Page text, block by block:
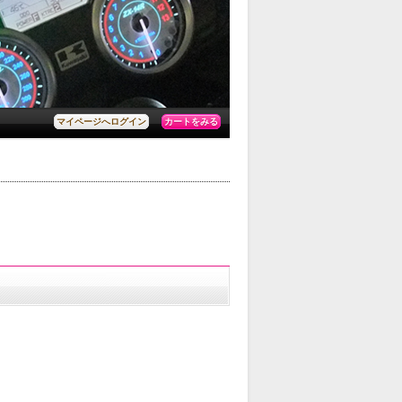
マイページへログイン カートをみる